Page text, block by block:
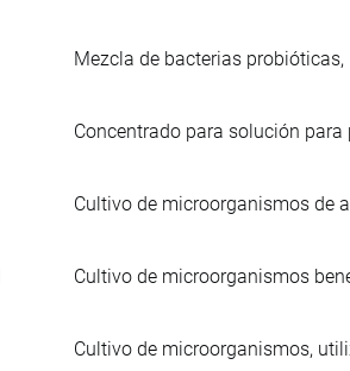
Mezcla de bacterias
Concentrado para solución
Cultivo de microorganismos de
Cultivo de microorganismos
Cultivo de microorganismos,